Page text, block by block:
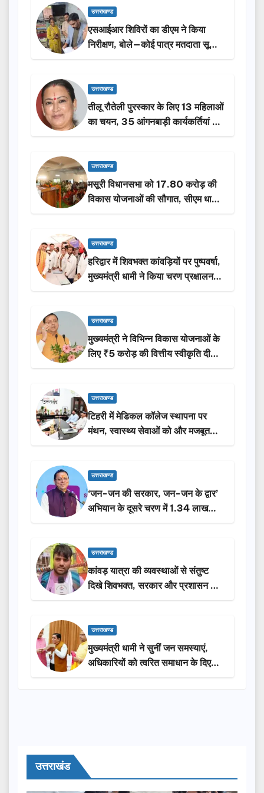
उत्तराखण्ड
एसआईआर शिविरों का डीएम ने किया
निरीक्षण, बोले—कोई पात्र मतदाता सूची
से न छूटे…
उत्तराखण्ड
तीलू रौतेली पुरस्कार के लिए 13 महिलाओं
का चयन, 35 आंगनबाड़ी कार्यकर्तियां भी
होंगी सम्मानित…
उत्तराखण्ड
मसूरी विधानसभा को 17.80 करोड़ की
विकास योजनाओं की सौगात, सीएम धामी
ने किया लोकार्पण-शिलान्यास.
उत्तराखण्ड
हरिद्वार में शिवभक्त कांवड़ियों पर पुष्पवर्षा,
मुख्यमंत्री धामी ने किया चरण प्रक्षालन…
उत्तराखण्ड
मुख्यमंत्री ने विभिन्न विकास योजनाओं के
लिए ₹5 करोड़ की वित्तीय स्वीकृति दी…
उत्तराखण्ड
टिहरी में मेडिकल कॉलेज स्थापना पर
मंथन, स्वास्थ्य सेवाओं को और मजबूत
करेगी सरकार: मुख्यमंत्री धामी…
उत्तराखण्ड
‘जन-जन की सरकार, जन-जन के द्वार’
अभियान के दूसरे चरण में 1.34 लाख
लोगों की भागीदारी…
उत्तराखण्ड
कांवड़ यात्रा की व्यवस्थाओं से संतुष्ट
दिखे शिवभक्त, सरकार और प्रशासन की
सराहना…
उत्तराखण्ड
मुख्यमंत्री धामी ने सुनीं जन समस्याएं,
अधिकारियों को त्वरित समाधान के दिए
निर्देश
उत्तराखंड